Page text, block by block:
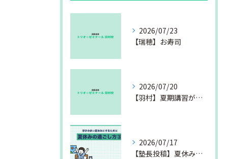
2026/07/23
【瑞穂】お寿司
2026/07/20
【羽村】夏期講習が始まりました
2026/07/17
【塾長投稿】夏休みの過ごし方③